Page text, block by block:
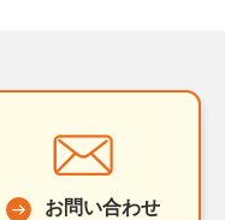
お問い合わせ